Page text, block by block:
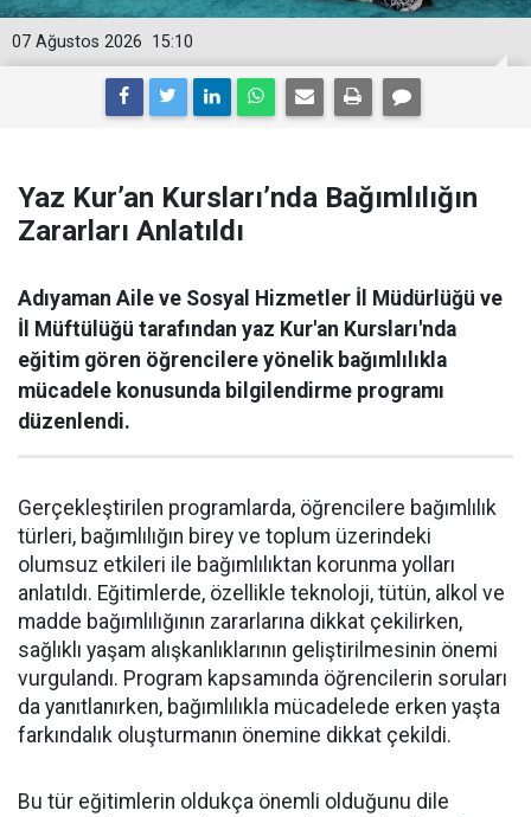
15:10
07 Ağustos 2026
Yaz Kur’an Kursları’nda Bağımlılığın
Zararları Anlatıldı
Adıyaman Aile ve Sosyal Hizmetler İl Müdürlüğü ve
İl Müftülüğü tarafından yaz Kur'an Kursları'nda
eğitim gören öğrencilere yönelik bağımlılıkla
mücadele konusunda bilgilendirme programı
düzenlendi.
Gerçekleştirilen programlarda, öğrencilere bağımlılık
türleri, bağımlılığın birey ve toplum üzerindeki
olumsuz etkileri ile bağımlılıktan korunma yolları
anlatıldı. Eğitimlerde, özellikle teknoloji, tütün, alkol ve
madde bağımlılığının zararlarına dikkat çekilirken,
sağlıklı yaşam alışkanlıklarının geliştirilmesinin önemi
vurgulandı. Program kapsamında öğrencilerin soruları
da yanıtlanırken, bağımlılıkla mücadelede erken yaşta
farkındalık oluşturmanın önemine dikkat çekildi.
Bu tür eğitimlerin oldukça önemli olduğunu dile